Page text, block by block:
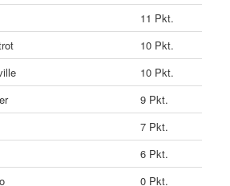
11 Pkt.
10 Pkt.
10 Pkt.
9 Pkt.
7 Pkt.
6 Pkt.
0 Pkt.